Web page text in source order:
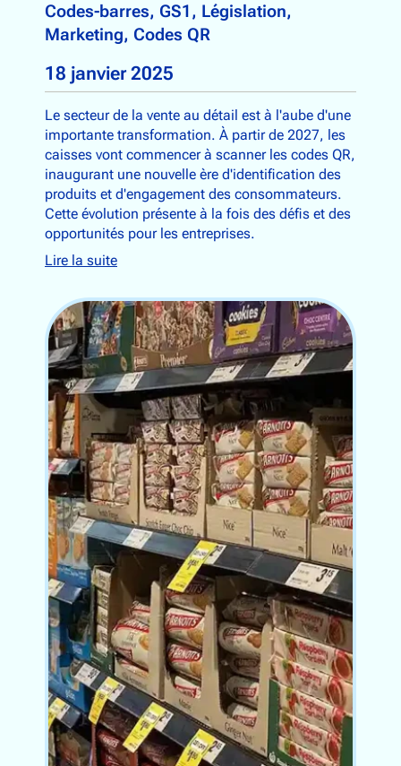
Codes-barres, GS1, Législation
Marketing, Codes QR
18 janvier 2025
Le secteur de la vente au détail est à l'aube d'une
importante transformation. À partir de 2027, les
caisses vont commencer à scanner les codes QR,
inaugurant une nouvelle ère d'identification des
produits et d'engagement des consommateurs.
Cette évolution présente à la fois des défis et des
opportunités pour les entreprises.
Lire la suite